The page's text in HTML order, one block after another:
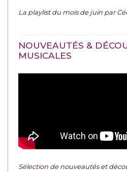
La playlist du mois de juin par
NOUVEAUTÉS &
MUSICALES
Sélection denouveautés et